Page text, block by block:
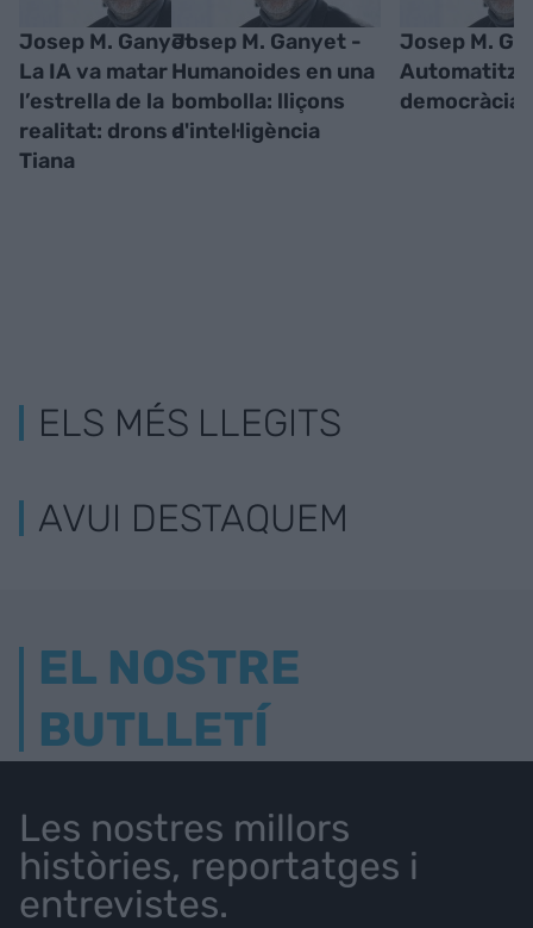
Josep M. Ganyet -
La IA va matar
l’estrella de la
realitat: drons a
Tiana
Josep M. Ganyet -
Humanoides en una
bombolla: lliçons
d'intel·ligència
Josep M.
democràcia
ELS MÉS LLEGITS
AVUI DESTAQUEM
EL NOSTRE
BUTLLETÍ
Les nostres millors
històries, reportatges i
entrevistes.